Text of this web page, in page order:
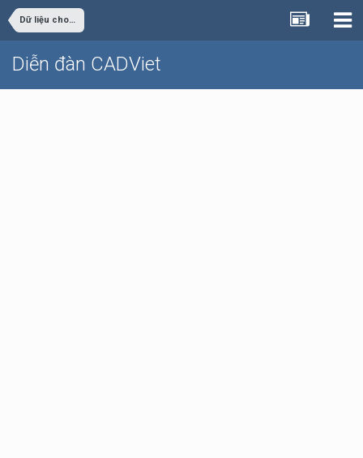
Dữ liệu cho sinh viên đồ án
Diễn đàn CADViet